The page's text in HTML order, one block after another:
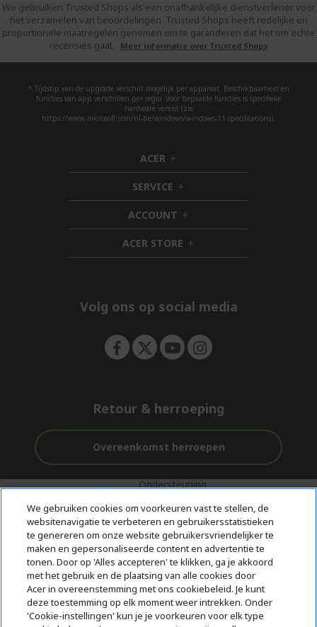
We gebruiken Trusted Shops als een onafhankelijke dienstverlener voor
het verzamelen van beoordelingen. Trusted Shops heeft redelijke en
proportionele maatregelen genomen om te garanderen dat het om echte
recensies gaat.
Meer informatie over Trusted Shops
* Tijdstip van de upgrade verschilt mogelijk per apparaat. Beschikbaarheid en
functies van app verschillen per regio. Voor bepaalde functies is specifieke
hardware vereist (zie
https://www.microsoft.com/nl-be/windows/windows-11-specifications).
ACER h
i
d
d
e
n
SERVICE h
i
d
d
e
n
ACCOUNT h
i
d
d
ACER STORE h
i
e
Volg ons op social media
Retour & herroeping
Overeenkomst herroepen
Gratis
bezorging
Ondersteuning
aankoop
Veilig
Betalen
© 2026 Acer Inc.
CPYou BV is de erkende reseller van de producten en diensten die
in deze winkel worden aangeboden.
We gebruiken cookies om voorkeuren vast te stellen, de
websitenavigatie te verbeteren en gebruikersstatistieken
te genereren om onze website gebruikersvriendelijker te
maken en gepersonaliseerde content en advertentie te
tonen. Door op 'Alles accepteren' te klikken, ga je akkoord
met het gebruik en de plaatsing van alle cookies door
Acer in overeenstemming met ons cookiebeleid. Je kunt
deze toestemming op elk moment weer intrekken. Onder
'Cookie-instellingen' kun je je voorkeuren voor elk type